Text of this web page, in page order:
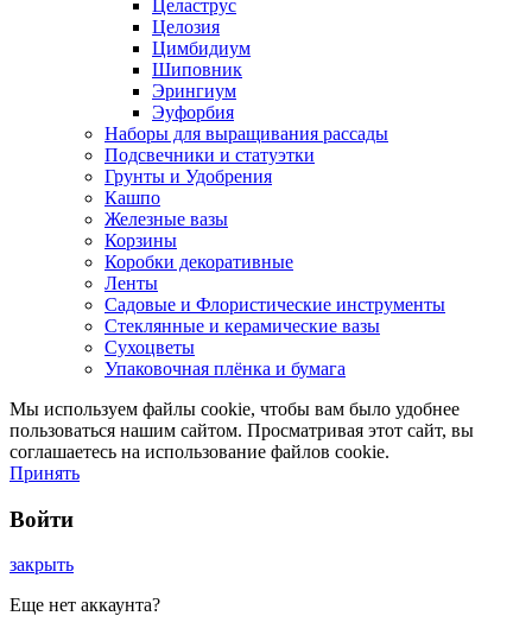
Целаструс
Целозия
Цимбидиум
Шиповник
Эрингиум
Эуфорбия
Наборы для выращивания рассады
Подсвечники и статуэтки
Грунты и Удобрения
Кашпо
Железные вазы
Корзины
Коробки декоративные
Ленты
Садовые и Флористические инструменты
Стеклянные и керамические вазы
Сухоцветы
Упаковочная плёнка и бумага
Мы используем файлы cookie, чтобы вам было удобнее
пользоваться нашим сайтом. Просматривая этот сайт, вы
соглашаетесь на использование файлов cookie.
Принять
Войти
закрыть
Еще нет аккаунта?